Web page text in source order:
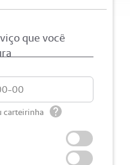
que você
carteirinha